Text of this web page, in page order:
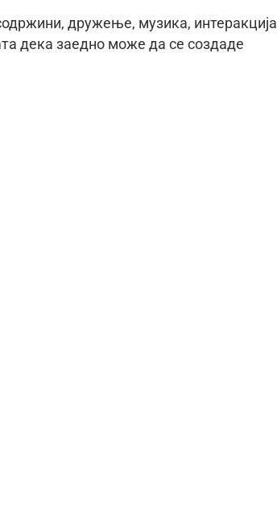
дружење, музика, интеракција
дека заедно може да се создаде